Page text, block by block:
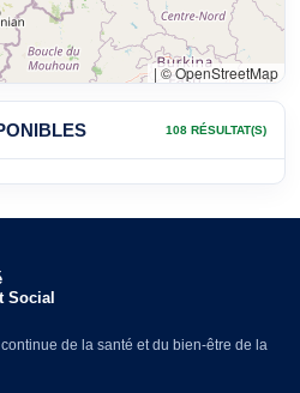
|© OpenStreetMap
108 RÉSULTAT(S)
Social
de la santé et du bien-être de la